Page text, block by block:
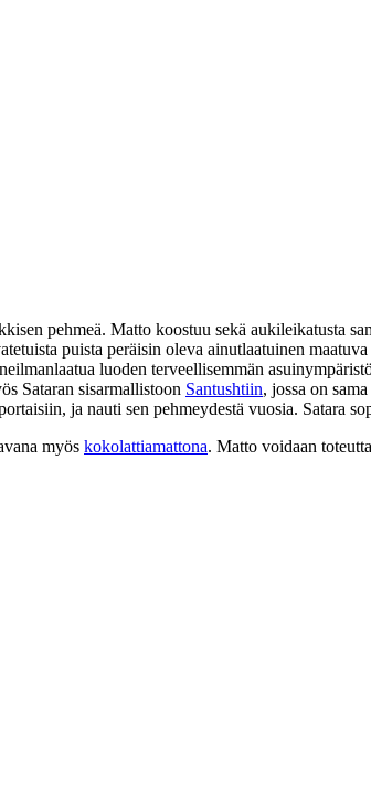
pehmeä. Matto koostuu sekä aukileikatusta
puista peräisin oleva ainutlaatuinen
luoden terveellisemmän
Sataran sisarmallistoon Santushtiin, jossa on
ja nauti sen pehmeydestä vuosia. Satara
myös kokolattiamattona. Matto voidaan